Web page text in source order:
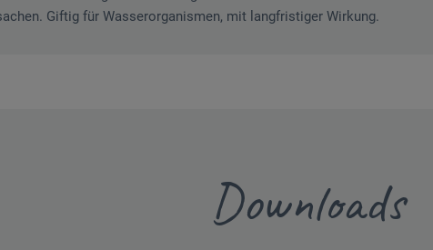
Giftig für Wasserorganismen, mit langfristiger Wirkung.
Downloads